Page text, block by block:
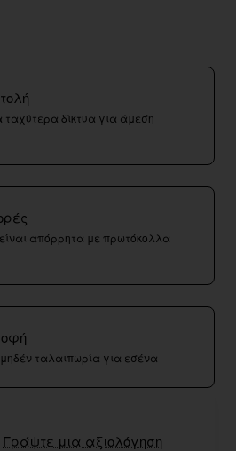
δίκτυα για άμεση
απόρρητα με πρωτόκολλα
ταλαιπωρία για εσένα
Γράψτε μια αξιολόγηση